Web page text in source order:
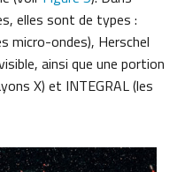
elles sont de types :
micro-ondes), Herschel
ainsi que une portion
X) et INTEGRAL (les